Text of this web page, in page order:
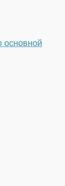
основной